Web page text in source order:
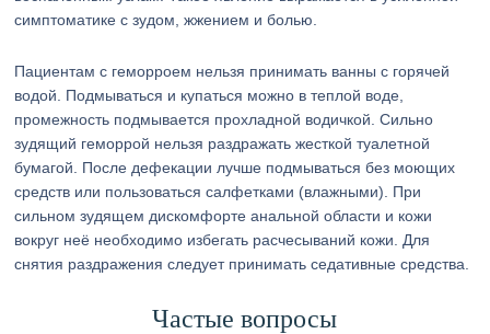
симптоматике с зудом, жжением и болью.
Пациентам с геморроем нельзя принимать ванны с горячей
водой. Подмываться и купаться можно в теплой воде,
промежность подмывается прохладной водичкой. Сильно
зудящий геморрой нельзя раздражать жесткой туалетной
бумагой. После дефекации лучше подмываться без моющих
средств или пользоваться салфетками (влажными). При
сильном зудящем дискомфорте анальной области и кожи
вокруг неё необходимо избегать расчесываний кожи. Для
снятия раздражения следует принимать седативные средства.
Частые вопросы